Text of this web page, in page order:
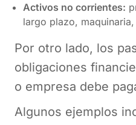
Activos no corrientes:
largo plazo,
Por otro lado, los
obligaciones
o empresa debe
Algunos ejemplos